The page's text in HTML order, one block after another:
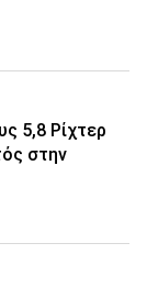
5,8 Ρίχτερ
στην